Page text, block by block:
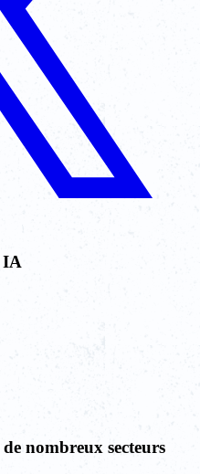
IA
nombreux secteurs